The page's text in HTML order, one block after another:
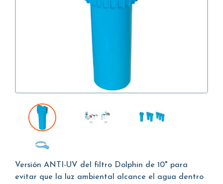
Versión ANTI-UV del filtro Dolphin de 10" para
evitar que la luz ambiental alcance el agua dentro